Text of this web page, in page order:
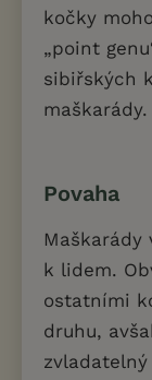
kočky
„point
sibiřských
maškarády.
Povaha
k lidem.
ostatními
druhu,